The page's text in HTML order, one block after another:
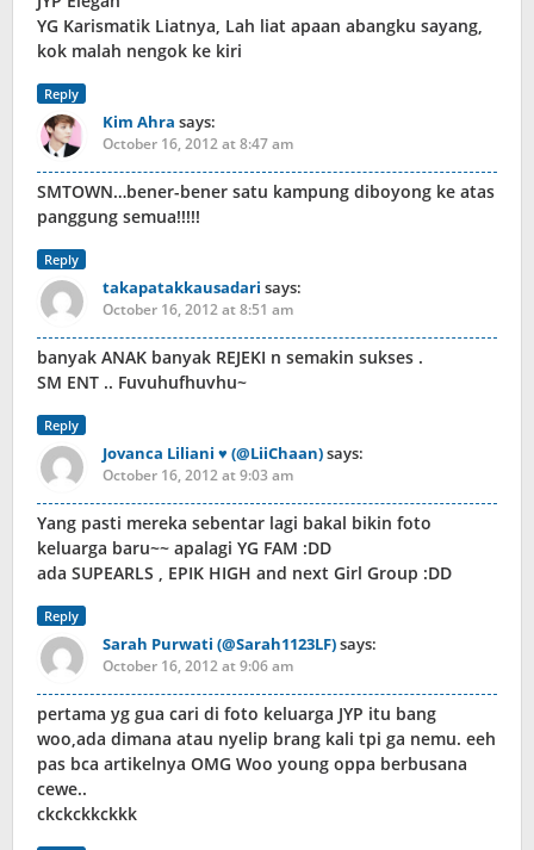
YG Karismatik Liatnya, Lah liat apaan abangku sayang,
kok malah nengok ke kiri
Reply
Kim Ahra says:
October 16, 2012 at 8:47 am
SMTOWN…bener-bener satu kampung diboyong ke atas
panggung semua!!!!!
Reply
takapatakkausadari says:
October 16, 2012 at 8:51 am
banyak ANAK banyak REJEKI n semakin sukses .
SM ENT .. Fuvuhufhuvhu~
Reply
Jovanca Liliani ♥ (@LiiChaan)says:
October 16, 2012 at 9:03 am
Yang pasti mereka sebentar lagi bakal bikin foto
keluarga baru~~ apalagi YG FAM :DD
ada SUPEARLS , EPIK HIGH and next Girl Group :DD
Reply
Sarah Purwati (@Sarah1123LF)says:
October 16, 2012 at 9:06 am
pertama yg gua cari di foto keluarga JYP itu bang
woo,ada dimana atau nyelip brang kali tpi ga nemu. eeh
pas bca artikelnya OMG Woo young oppa berbusana
cewe..
ckckckkckkk